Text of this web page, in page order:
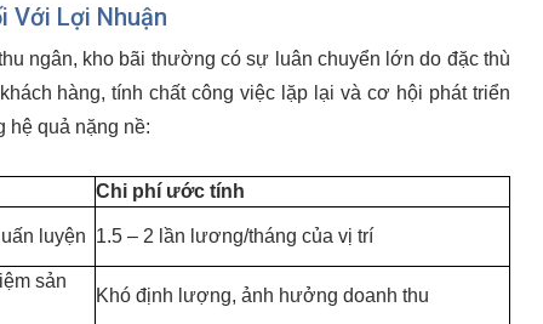
Với Lợi Nhuận
ngân, kho bãi thường có sự luân chuyển lớn do đặc thù
hàng, tính chất công việc lặp lại và cơ hội phát triển
hệ quả nặng nề:
Chi phí ước tính
luyện 1.5 – 2 lần lương/tháng của vị trí
sản
Khó định lượng, ảnh hưởng doanh thu